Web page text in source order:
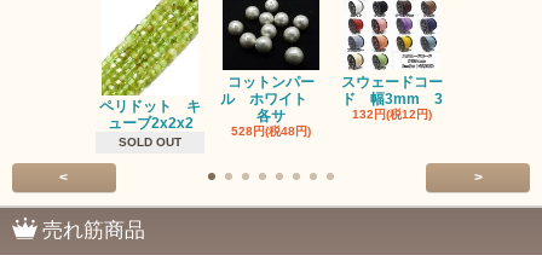
ペリドット キ
ューブ2x2x2
SOLD OUT
コットンパー
ル ホワイト
各サ
528円(税48円)
スウェードコー
ド 幅3mm 3
132円(税12円)
< >
売れ筋商品